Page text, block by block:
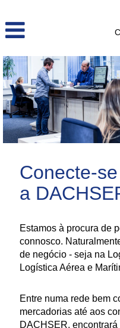
Conecte-
a
Estamos à procura de
connosco.
de negócio - seja na
Logística Aérea e
Entre numa rede bem
mercadorias até aos
DACHSER,